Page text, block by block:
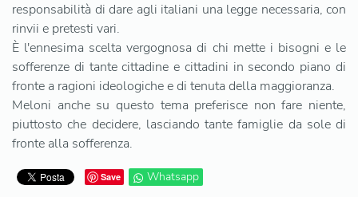
responsabilità di dare agli italiani una legge necessaria, con
rinvii e pretesti vari.
È l'ennesima scelta vergognosa di chi mette i bisogni e le
sofferenze di tante cittadine e cittadini in secondo piano di
fronte a ragioni ideologiche e di tenuta della maggioranza.
Meloni anche su questo tema preferisce non fare niente,
piuttosto che decidere, lasciando tante famiglie da sole di
fronte alla sofferenza.
Save Whatsapp